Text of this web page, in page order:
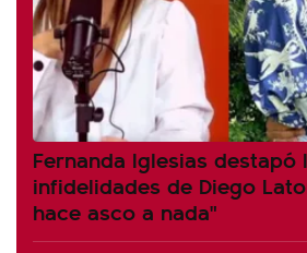
Fernanda Iglesias destapó
infidelidades de Diego
hace asco a nada"